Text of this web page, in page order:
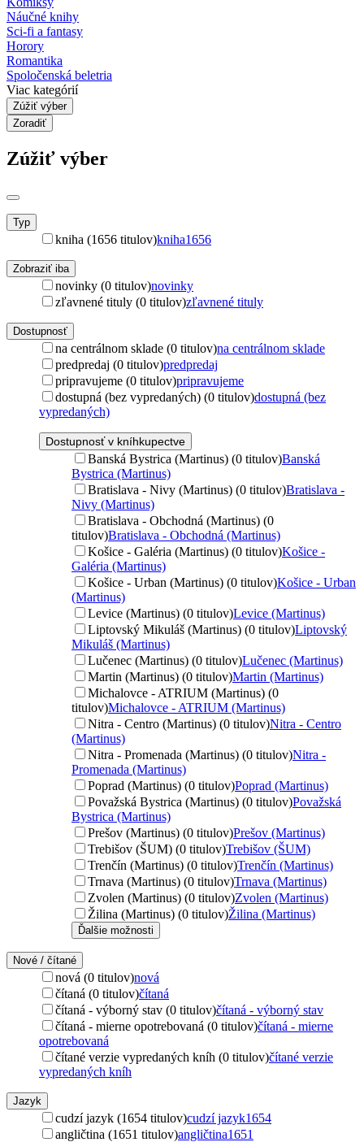
Náučné knihy
Sci-fi a fantasy
Horory
Romantika
Spoločenská beletria
Viac kategórií
Zúžiť výber
Zoradiť
Zúžiť výber
Typ
kniha (1656 titulov)kniha1656
Zobraziť iba
novinky (0 titulov)novinky
zľavnené tituly (0 titulov)zľavnené tituly
Dostupnosť
na centrálnom sklade (0 titulov)na centrálnom sklade
predpredaj (0 titulov)predpredaj
pripravujeme (0 titulov)pripravujeme
dostupná (bez vypredaných) (0 titulov)dostupná (bez
vypredaných)
Dostupnosť v kníhkupectve
Banská Bystrica (Martinus) (0 titulov)Banská
Bystrica (Martinus)
Bratislava - Nivy (Martinus) (0 titulov)Bratislava -
Nivy (Martinus)
Bratislava - Obchodná (Martinus) (0
titulov)Bratislava - Obchodná (Martinus)
Košice - Galéria (Martinus) (0 titulov)Košice -
Galéria (Martinus)
Košice - Urban (Martinus) (0 titulov)Košice - Urban
(Martinus)
Levice (Martinus) (0 titulov)Levice (Martinus)
Liptovský Mikuláš (Martinus) (0 titulov)Liptovský
Mikuláš (Martinus)
Lučenec (Martinus) (0 titulov)Lučenec (Martinus)
Martin (Martinus) (0 titulov)Martin (Martinus)
Michalovce - ATRIUM (Martinus) (0
titulov)Michalovce - ATRIUM (Martinus)
Nitra - Centro (Martinus) (0 titulov)Nitra - Centro
(Martinus)
Nitra - Promenada (Martinus) (0 titulov)Nitra -
Promenada (Martinus)
Poprad (Martinus) (0 titulov)Poprad (Martinus)
Považská Bystrica (Martinus) (0 titulov)Považská
Bystrica (Martinus)
Prešov (Martinus) (0 titulov)Prešov (Martinus)
Trebišov (ŠUM) (0 titulov)Trebišov (ŠUM)
Trenčín (Martinus) (0 titulov)Trenčín (Martinus)
Trnava (Martinus) (0 titulov)Trnava (Martinus)
Zvolen (Martinus) (0 titulov)Zvolen (Martinus)
Žilina (Martinus) (0 titulov)Žilina (Martinus)
Ďalšie možnosti
Nové / čítané
nová (0 titulov)nová
čítaná (0 titulov)čítaná
čítaná - výborný stav (0 titulov)čítaná - výborný stav
čítaná - mierne opotrebovaná (0 titulov)čítaná - mierne
opotrebovaná
čítané verzie vypredaných kníh (0 titulov)čítané verzie
vypredaných kníh
Jazyk
cudzí jazyk (1654 titulov)cudzí jazyk1654
angličtina (1651 titulov)angličtina1651